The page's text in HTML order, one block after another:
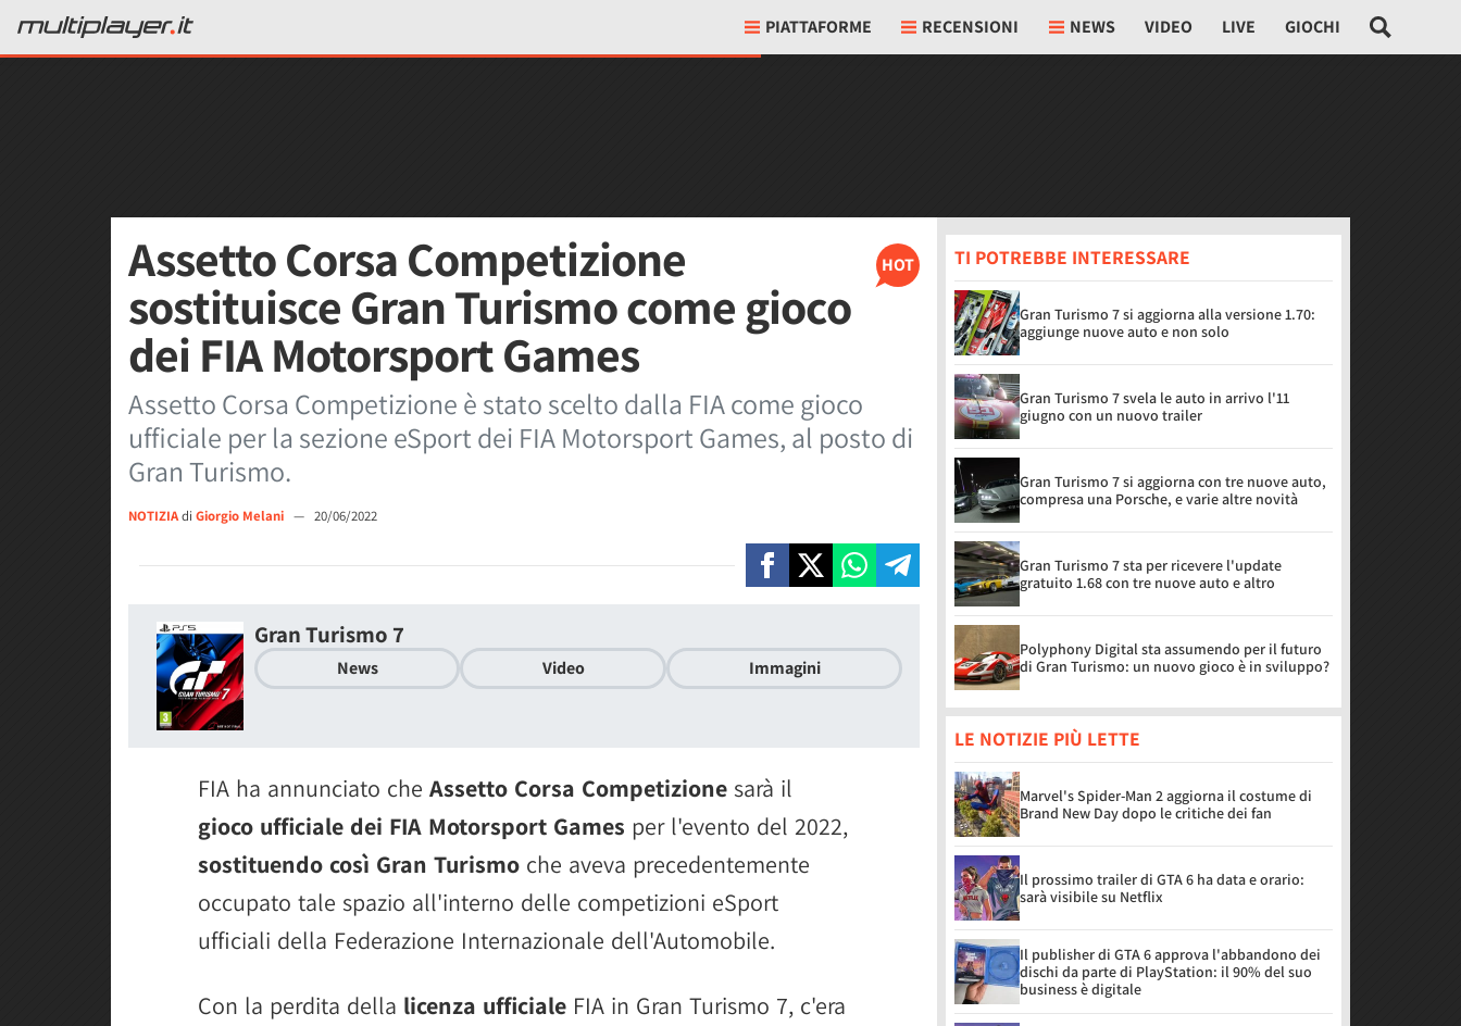
PIATTAFORME RECENSIONI NEWS VIDEO LIVE GIOCHI
HOT
Assetto Corsa Competizione
sostituisce Gran Turismo come gioco
dei FIA Motorsport Games
Assetto Corsa Competizione è stato scelto dalla FIA come gioco
ufficiale per la sezione eSport dei FIA Motorsport Games, al posto di
Gran Turismo.
NOTIZIAdi Giorgio Melani — 20/06/2022
Gran Turismo 7
News Video Immagini
FIA ha annunciato che Assetto Corsa Competizione sarà il
gioco ufficiale dei FIA Motorsport Games per l'evento del 2022,
sostituendo così Gran Turismo che aveva precedentemente
occupato tale spazio all'interno delle competizioni eSport
ufficiali della Federazione Internazionale dell'Automobile.
Con la perdita della licenza ufficiale FIA in Gran Turismo 7, c'era
TI POTREBBE INTERESSARE
Gran Turismo 7 si aggiorna alla versione 1.70:
aggiunge nuove auto e non solo
Gran Turismo 7 svela le auto in arrivo l'11
giugno con un nuovo trailer
Gran Turismo 7 si aggiorna con tre nuove auto,
compresa una Porsche, e varie altre novità
Gran Turismo 7 sta per ricevere l'update
gratuito 1.68 con tre nuove auto e altro
Polyphony Digital sta assumendo per il futuro
di Gran Turismo: un nuovo gioco è in sviluppo?
LE NOTIZIE PIÙ LETTE
Marvel's Spider-Man 2 aggiorna il costume di
Brand New Day dopo le critiche dei fan
Il prossimo trailer di GTA 6 ha data e orario:
sarà visibile su Netflix
Il publisher di GTA 6 approva l'abbandono dei
dischi da parte di PlayStation: il 90% del suo
business è digitale